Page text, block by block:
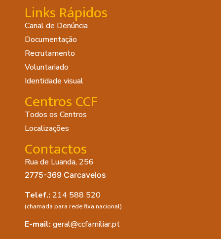
Links Rápidos
Canal de Denúncia
Documentação
Recrutamento
Voluntariado
Identidade visual
Centros CCF
Todos os Centros
Localizações
Contactos
Rua de Luanda, 256
2775-369 Carcavelos
Telef.: 214 588 520
(chamada para rede fixa nacional)
E-mail: geral@ccfamiliar.pt